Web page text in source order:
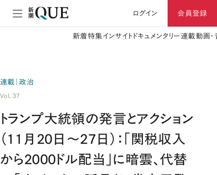
ログイン 会員登録
新着特集 インサイト ドキュメンタリー 連載動画
連載｜政治
Vol. 37
トランプ大統領の発言とアクション
（11月20日～27日）：「関税収入
から2000ドル配当」に暗雲、代替